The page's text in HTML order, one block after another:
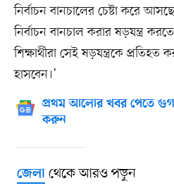
নির্বাচন বানচালের চেষ্টা করে
নির্বাচন বানচাল করার ষড়যন্ত্র
শিক্ষার্থীরা সেই ষড়যন্ত্রকে প্রতিহত
হাসবেন।’
প্রথম আলোর খবর পেতে
করুন
জেলাথেকে আরও পড়ুন